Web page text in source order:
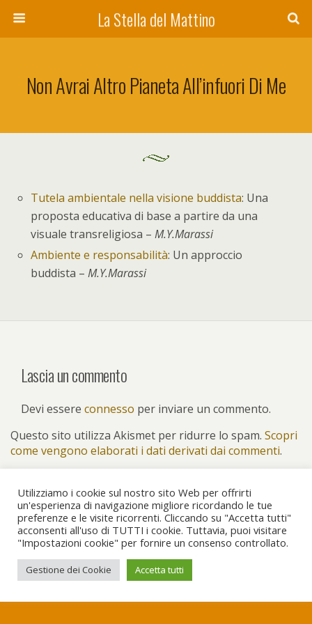
La Stella del Mattino
Non Avrai Altro Pianeta All’infuori Di Me
Tutela ambientale nella visione buddista: Una
proposta educativa di base a partire da una
visuale transreligiosa –M.Y.Marassi
Ambiente e responsabilità: Un approccio
buddista –M.Y.Marassi
Lascia un commento
Devi essere connesso per inviare un commento.
Questo sito utilizza Akismet per ridurre lo spam. Scopri
come vengono elaborati i dati derivati dai commenti.
Torna su
Dispositivo Portatile Pc Desktop
Utilizziamo i cookie sul nostro sito Web per offrirti
un'esperienza di navigazione migliore ricordando le tue
preferenze e le visite ricorrenti. Cliccando su "Accetta tutti"
acconsenti all'uso di TUTTI i cookie. Tuttavia, puoi visitare
"Impostazioni cookie" per fornire un consenso controllato.
Gestione dei Cookie Accetta tutti